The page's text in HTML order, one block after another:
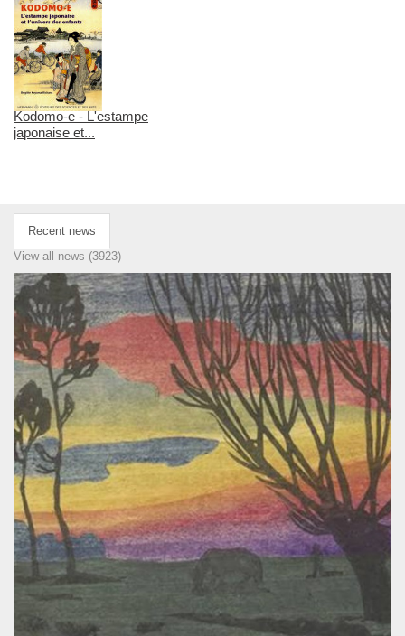
Kodomo-e - L'estampe
japonaise et...
Recent news
View all news (3923)